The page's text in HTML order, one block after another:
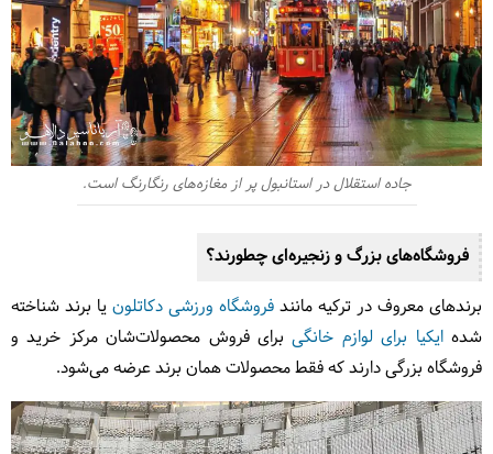
جاده استقلال در استانبول پر از مغازه‌های رنگارنگ است.
فروشگاه‌های بزرگ و زنجیره‌ای چطورند؟
برندهای معروف در ترکیه مانند فروشگاه ورزشی دکاتلون یا برند شناخته
شدهایکیا برای لوازم خانگیبرای فروش محصولات‌شان مرکز خرید و
فروشگاه بزرگی دارند که فقط محصولات همان برند عرضه می‌شود.